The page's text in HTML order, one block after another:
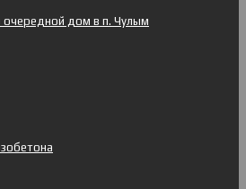
очередной дом в п. Чулым